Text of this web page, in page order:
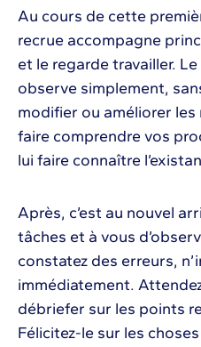
Au cours de cette
recrue accompagne
et le regarde travailler.
observe simplement,
modifier ou améliorer
faire comprendre vos
lui faire connaître
Après, c’est au nouvel
tâches et à vous
constatez des erreurs,
immédiatement.
débriefer sur les points
Félicitez-le sur les